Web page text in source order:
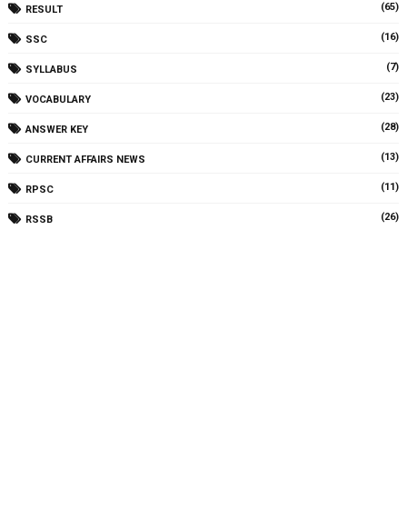
RESULT (65)
SSC (16)
SYLLABUS (7)
VOCABULARY (23)
ANSWER KEY (28)
CURRENT AFFAIRS NEWS (13)
RPSC (11)
RSSB (26)